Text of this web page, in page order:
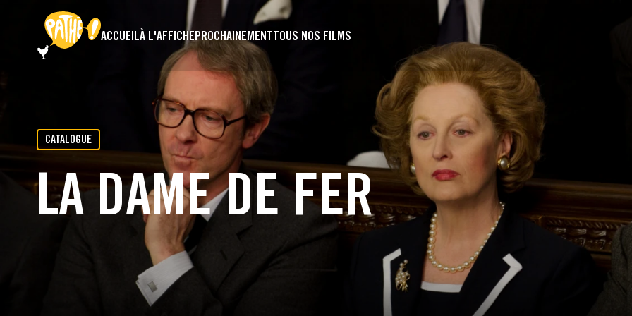
ACCUEILÀ L'AFFICHEPROCHAINEMENTTOUS NOS FILMS
CATALOGUE
LA DAME DE FER